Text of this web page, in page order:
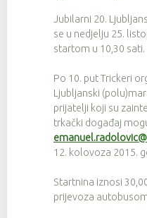
Jubilarni 20.
se u nedjelju 25.
startom u 10,30 sati.
Po 10. put Trickeri
Ljubljanski
prijatelji koji su
trkački događaj
12. kolovoza 2015.
Startnina iznosi
prijevoza